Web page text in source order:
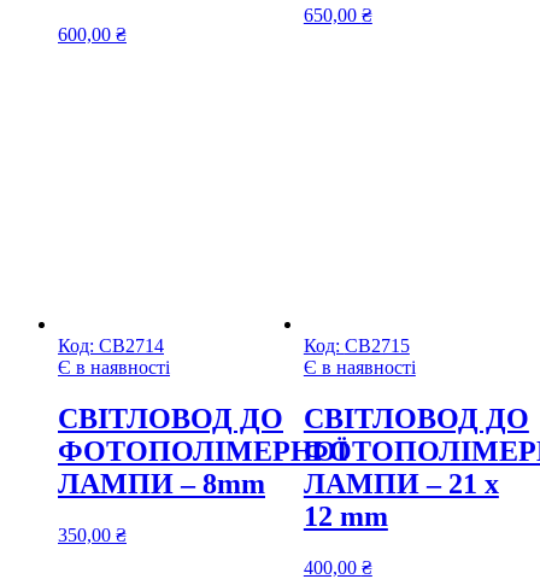
600,00 ₴
650,00 ₴
Код: СВ2714
Є в наявності
CВІТЛОВОД ДО
ФОТОПОЛІМЕРНОЇ
ЛАМПИ – 8mm
350,00 ₴
Код: СВ2715
Є в наявності
CВІТЛОВОД ДО
ЛАМПИ – 21 х
12 mm
400,00 ₴